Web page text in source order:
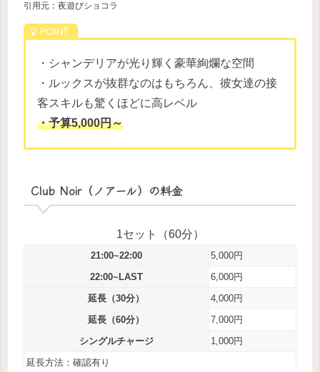
引用元：夜遊びショコラ
・シャンデリアが光り輝く豪華絢爛な空間
・ルックスが抜群なのはもちろん、彼女達の接
客スキルも驚くほどに高レベル
・予算5,000円～
Club Noir（ノアール）の料金
1セット（60分）
21:00~22:00
5,000円
22:00~LAST
6,000円
延長（30分）
4,000円
延長（60分）
7,000円
シングルチャージ
1,000円
延長方法：確認有り